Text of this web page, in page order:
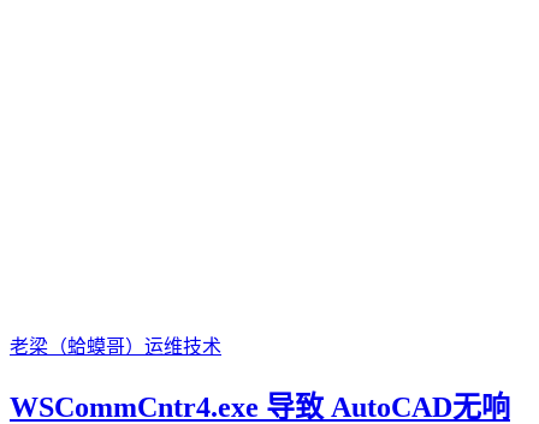
老梁（蛤蟆哥） 运维技术
WSCommCntr4.exe 导致 AutoCAD无响